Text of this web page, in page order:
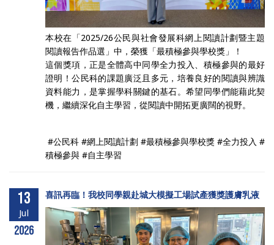
本校在「2025/26公民與社會發展科網上閱讀計劃暨主題
閱讀報告作品選」中，榮獲「最積極參與學校獎」！
這個獎項，正是全體高中同學全力投入、積極參與的最好
證明！公民科的課題廣泛且多元，培養良好的閱讀與辨識
資料能力，是掌握學科關鍵的基石。希望同學們能藉此契
機，繼續深化自主學習，從閱讀中開拓更廣闊的視野。
#公民科 #網上閱讀計劃 #最積極參與學校獎 #全力投入 #
積極參與 #自主學習
13
Jul
2026
喜訊再臨！我校同學親赴城大模擬工場試產獲獎護膚乳液